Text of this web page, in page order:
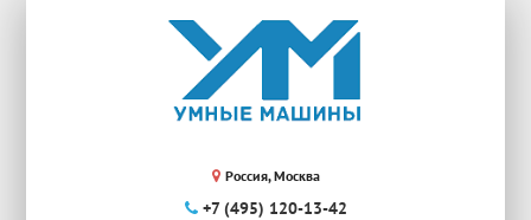
Россия, Москва
+7 (495) 120-13-42